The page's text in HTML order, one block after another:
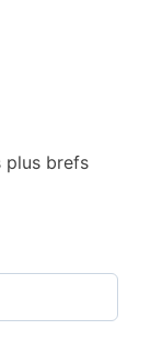
plus brefs